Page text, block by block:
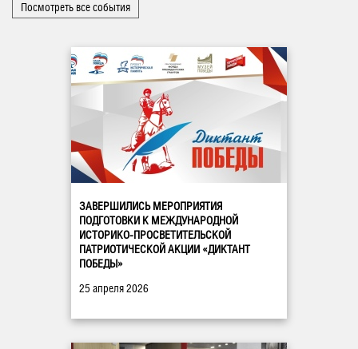
Посмотреть все события
ЗАВЕРШИЛИСЬ МЕРОПРИЯТИЯ
ПОДГОТОВКИ К МЕЖДУНАРОДНОЙ
ИСТОРИКО-ПРОСВЕТИТЕЛЬСКОЙ
ПАТРИОТИЧЕСКОЙ АКЦИИ «ДИКТАНТ
ПОБЕДЫ»
25 апреля 2026